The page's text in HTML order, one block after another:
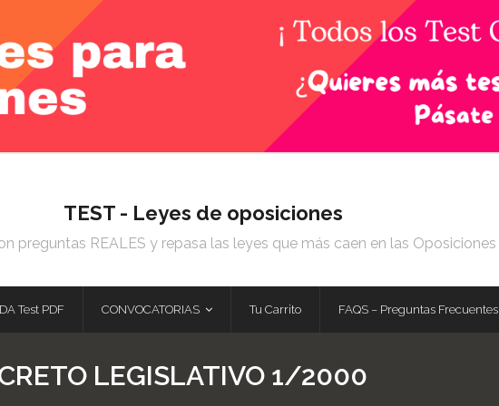
TEST - Leyes de oposiciones
preguntas REALES y repasa las leyes que más caen en las Oposiciones
Test PDF CONVOCATORIAS Tu Carrito FAQS – Preguntas Frecuentes
LEGISLATIVO 1/2000